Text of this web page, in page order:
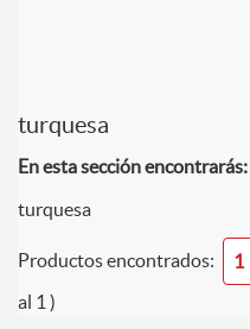
turquesa
En esta sección encontrarás:
turquesa
Productos encontrados: 1
al 1 )